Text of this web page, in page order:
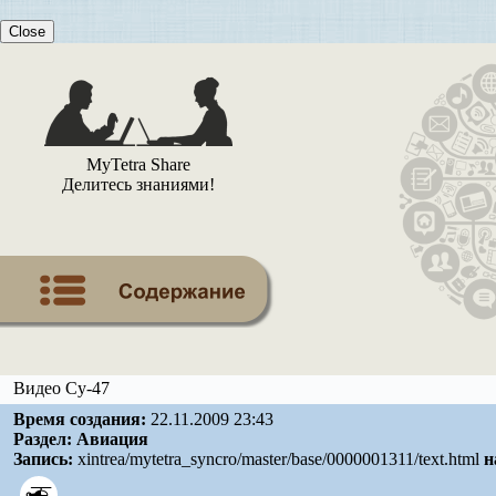
Close
MyTetra Share
Делитесь знаниями!
Видео Су-47
Время создания: 22.11.2009 23:43
Раздел: Авиация
Запись: xintrea/mytetra_syncro/master/base/0000001311/text.html